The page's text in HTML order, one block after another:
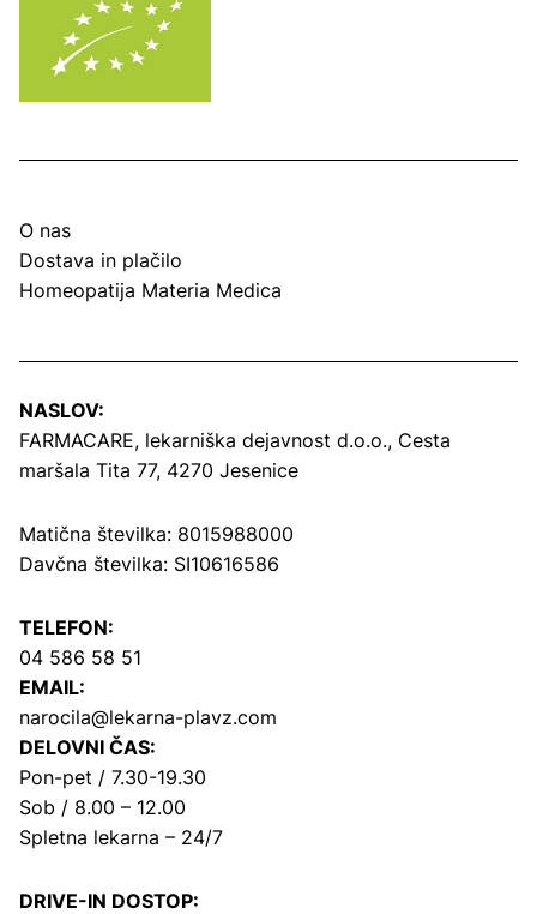
O nas
Dostava in plačilo
Homeopatija Materia Medica
NASLOV:
FARMACARE, lekarniška dejavnost d.o.o., Cesta
maršala Tita 77, 4270 Jesenice
Matična številka: 8015988000
Davčna številka: SI10616586
TELEFON:
04 586 58 51
EMAIL:
narocila@lekarna-plavz.com
DELOVNI ČAS:
Pon-pet / 7.30-19.30
Sob / 8.00 – 12.00
Spletna lekarna – 24/7
DRIVE-IN DOSTOP: